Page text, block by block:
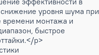
уровня шума при
времени монтажа и
быстрое
p>